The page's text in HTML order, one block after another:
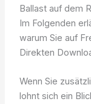
Ballast auf dem
Im Folgenden
warum Sie auf
Direkten
Wenn Sie
lohnt sich ein